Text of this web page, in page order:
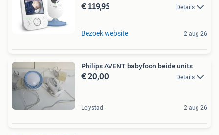
€ 119,95 Details
Bezoek website 2 aug 26
Philips AVENT babyfoon beide units
€ 20,00 Details
Lelystad 2 aug 26